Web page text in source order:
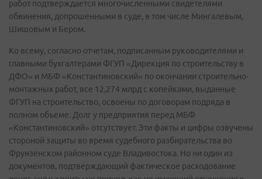
работ подтверждается многочисленными свидетелями
обвинения, допрошенными в суде, в том числе Мингалевым,
Шишовым и Бером.
Ко всему, согласно отчетам, подписанным руководителями и
главными бухгалтерами ФГУП «Дирекция по строительству в
ДФО» и МБФ «Константиновский» по окончании строительно-
монтажных работ, все 12,274 млрд с копейками, выданные
ФГУП на строительство, освоены по договорам подряда в
полном объеме. Долг у предприятия перед МБФ
«Константиновский» отсутствует. Эти факты и цифры озвучены
стороной защиты во время судебного разбирательства во
Фрунзенском районном суде Владивостока. Но ни один из
документов, подтверждающий фактическое расходование